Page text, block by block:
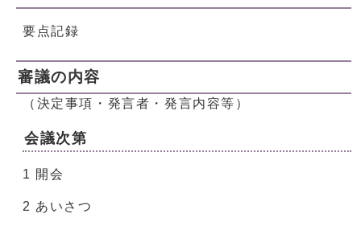
要点記録
審議の内容
（決定事項・発言者・発言内容等）
会議次第
1 開会
2 あいさつ